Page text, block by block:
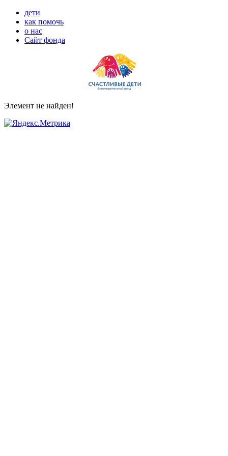
дети
как помочь
о нас
Сайт фонда
Элемент не найден!